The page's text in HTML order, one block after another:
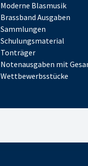
Moderne Blasmusik
Brassband Ausgaben
Sammlungen
Schulungsmaterial
Tonträger
Notenausgaben mit
Wettbewerbsstücke